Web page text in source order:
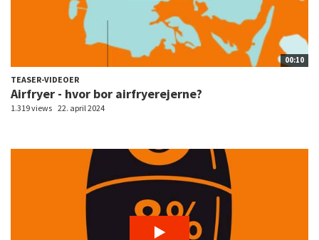
00:10
TEASER-VIDEOER
Airfryer - hvor bor airfryerejerne?
1.319 views 22. april 2024